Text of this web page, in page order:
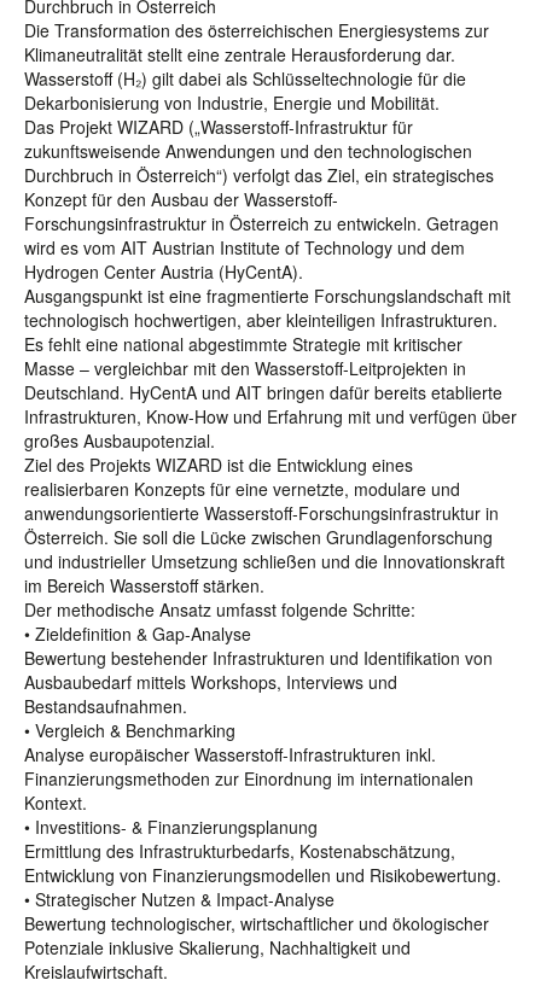
Durchbruch in Österreich
Die Transformation des österreichischen Energiesystems zur
Klimaneutralität stellt eine zentrale Herausforderung dar.
Wasserstoff (H₂) gilt dabei als Schlüsseltechnologie für die
Dekarbonisierung von Industrie, Energie und Mobilität.
Das Projekt WIZARD („Wasserstoff-Infrastruktur für
zukunftsweisende Anwendungen und den technologischen
Durchbruch in Österreich“) verfolgt das Ziel, ein strategisches
Konzept für den Ausbau der Wasserstoff-
Forschungsinfrastruktur in Österreich zu entwickeln. Getragen
wird es vom AIT Austrian Institute of Technology und dem
Hydrogen Center Austria (HyCentA).
Ausgangspunkt ist eine fragmentierte Forschungslandschaft mit
technologisch hochwertigen, aber kleinteiligen Infrastrukturen.
Es fehlt eine national abgestimmte Strategie mit kritischer
Masse – vergleichbar mit den Wasserstoff-Leitprojekten in
Deutschland. HyCentA und AIT bringen dafür bereits etablierte
Infrastrukturen, Know-How und Erfahrung mit und verfügen über
großes Ausbaupotenzial.
Ziel des Projekts WIZARD ist die Entwicklung eines
realisierbaren Konzepts für eine vernetzte, modulare und
anwendungsorientierte Wasserstoff-Forschungsinfrastruktur in
Österreich. Sie soll die Lücke zwischen Grundlagenforschung
und industrieller Umsetzung schließen und die Innovationskraft
im Bereich Wasserstoff stärken.
Der methodische Ansatz umfasst folgende Schritte:
• Zieldefinition & Gap-Analyse
Bewertung bestehender Infrastrukturen und Identifikation von
Ausbaubedarf mittels Workshops, Interviews und
Bestandsaufnahmen.
• Vergleich & Benchmarking
Analyse europäischer Wasserstoff-Infrastrukturen inkl.
Finanzierungsmethoden zur Einordnung im internationalen
Kontext.
• Investitions- & Finanzierungsplanung
Ermittlung des Infrastrukturbedarfs, Kostenabschätzung,
Entwicklung von Finanzierungsmodellen und Risikobewertung.
• Strategischer Nutzen & Impact-Analyse
Bewertung technologischer, wirtschaftlicher und ökologischer
Potenziale inklusive Skalierung, Nachhaltigkeit und
Kreislaufwirtschaft.